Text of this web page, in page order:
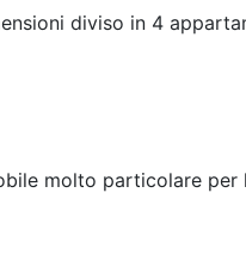
diviso in 4
molto particolare per